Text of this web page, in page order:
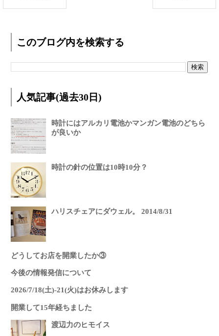
このブログ内を検索する
人気記事(過去30日)
時計にはアルカリ電池かマンガン電池のどちら
が良いか
時計の針の位置は10時10分？
ハリスチェアにダウェル。 2014/8/31
どうしてお店を開業したか③
今後の情報発信について
2026/7/18(土)-21(火)はお休みします
開業して15年経ちました
渡辺力のヒモイス